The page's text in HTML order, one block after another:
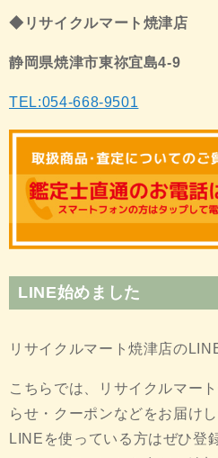
◆リサイクルマート焼津店
静岡県焼津市東祢宜島4-9
TEL:054-668-9501
LINE始めました
リサイクルマート焼津店の
こちらでは、リサイクルマー
らせ・クーポンなどをお届けし
LINEを使っている方はぜひ登